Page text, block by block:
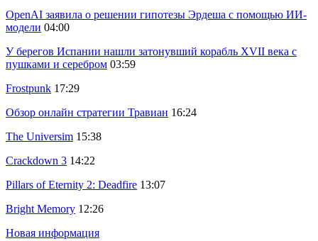
OpenAI заявила о решении гипотезы Эрдеша с помощью ИИ-
модели 04:00
У берегов Испании нашли затонувший корабль XVII века с
пушками и серебром 03:59
Frostpunk 17:29
Обзор онлайн стратегии Травиан 16:24
The Universim 15:38
Crackdown 3 14:22
Pillars of Eternity 2: Deadfire 13:07
Bright Memory 12:26
Новая информация